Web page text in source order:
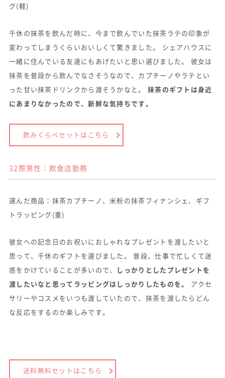
グ(軽)
千休の抹茶を飲んだ時に、今まで飲んでいた抹茶ラテの印象が
変わってしまうくらいおいしくて驚きました。 シェアハウスに
一緒に住んでいる友達にもあげたいと思い選びました。 彼女は
抹茶を普段から飲んでなさそうなので、カプチーノやラテとい
った甘い抹茶ドリンクから渡そうかなと。 抹茶のギフトは身近
にあまりなかったので、新鮮な気持ちです。
飲みくらべセットはこちら
32際男性：飲食店勤務
選んだ商品：抹茶カプチーノ、米粉の抹茶フィナンシェ、ギフ
トラッピング(重)
彼女への記念日のお祝いにおしゃれなプレゼントを渡したいと
思って、千休のギフトを選びました。 普段、仕事で忙しくて迷
惑をかけていることが多いので、 しっかりとしたプレゼントを
渡したいなと思ってラッピングはしっかりしたものを。
アクセ
サリーやコスメをいつも渡していたので、抹茶を渡したらどん
な反応をするのか楽しみです。
送料無料セットはこちら